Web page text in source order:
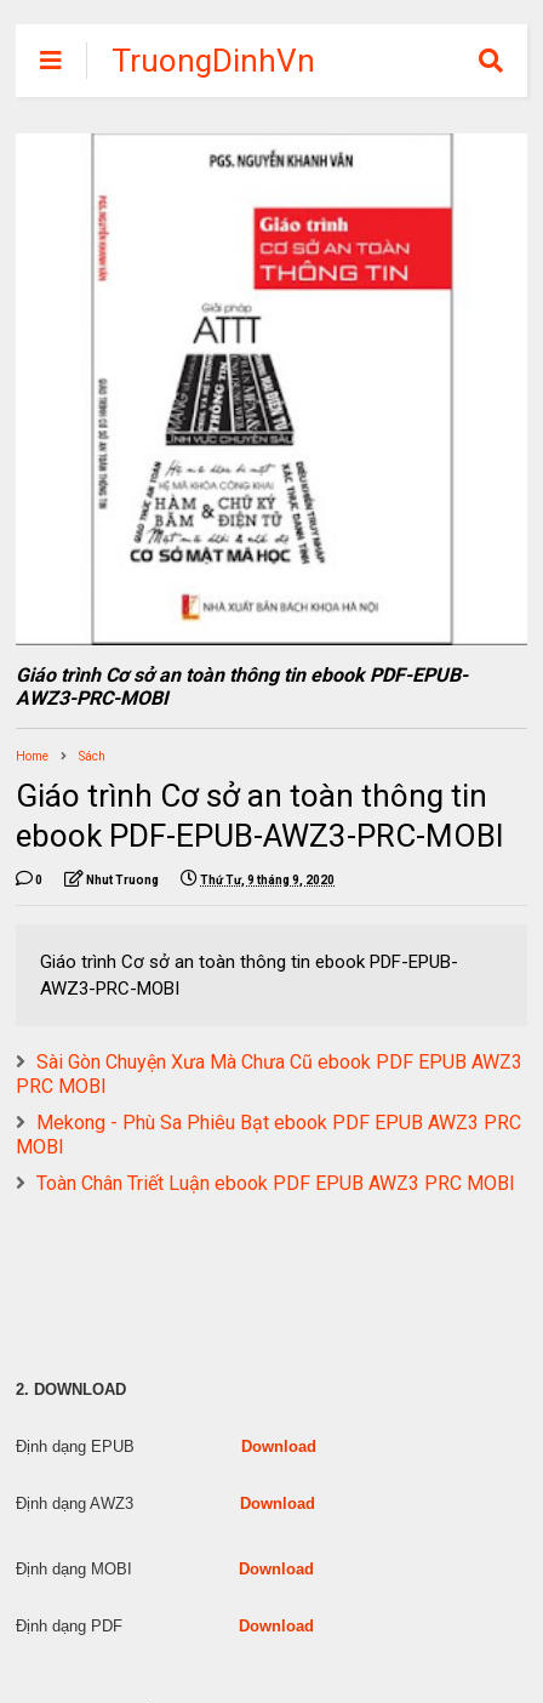
TruongDinhVn
Chia sẽ ebook,
các khóa học,
phần mềm học
tập miễn phí
Giáo trình Cơ sở an toàn thông tin ebook PDF-EPUB-
AWZ3-PRC-MOBI
Home Sách
Giáo trình Cơ sở an toàn thông tin
ebook PDF-EPUB-AWZ3-PRC-MOBI
0 Nhut Truong Thứ Tư, 9 tháng 9, 2020
Giáo trình Cơ sở an toàn thông tin ebook PDF-EPUB-
AWZ3-PRC-MOBI
Sài Gòn Chuyện Xưa Mà Chưa Cũ ebook PDF EPUB AWZ3
PRC MOBI
Mekong - Phù Sa Phiêu Bạt ebook PDF EPUB AWZ3 PRC
MOBI
Toàn Chân Triết Luận ebook PDF EPUB AWZ3 PRC MOBI
2. DOWNLOAD
Định dạng EPUB Download
Định dạng AWZ3 Download
Định dạng MOBI Download
Định dạng PDF Download